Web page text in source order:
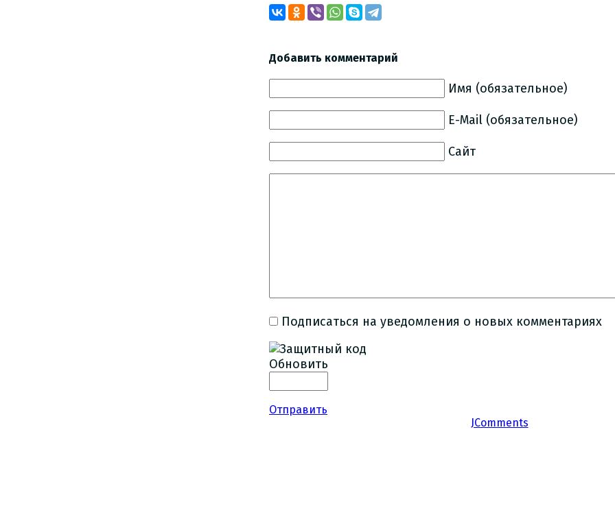
Добавить комментарий
Имя (обязательное)
E-Mail (обязательное)
Сайт
Подписаться на уведомления о новых комментариях
Обновить
Отправить
JComments